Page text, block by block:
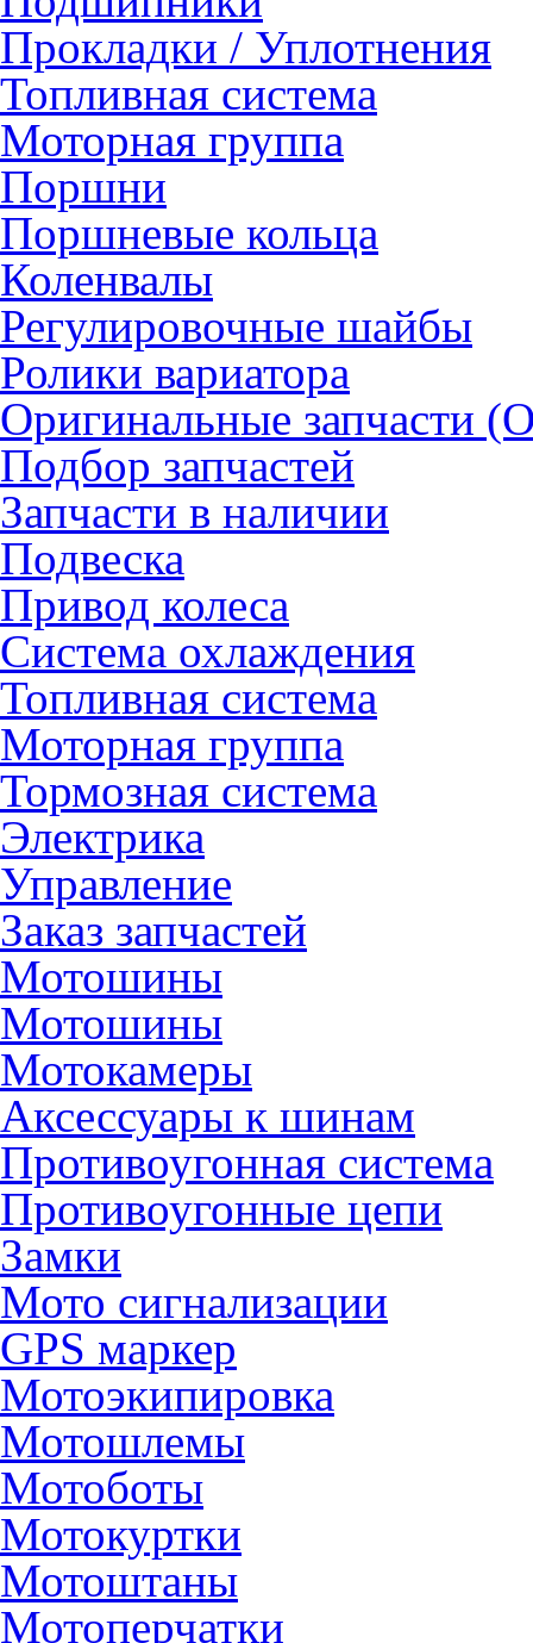
Прокладки / Уплотнения
Топливная система
Моторная группа
Поршни
Поршневые кольца
Коленвалы
Регулировочные шайбы
Ролики вариатора
Оригинальные запчасти
Подбор запчастей
Запчасти в наличии
Подвеска
Привод колеса
Система охлаждения
Топливная система
Моторная группа
Тормозная система
Электрика
Управление
Заказ запчастей
Мотошины
Мотошины
Мотокамеры
Аксессуары к шинам
Противоугонная система
Противоугонные цепи
Замки
Мото сигнализации
GPS маркер
Мотоэкипировка
Мотошлемы
Мотоботы
Мотокуртки
Мотоштаны
Мотоперчатки